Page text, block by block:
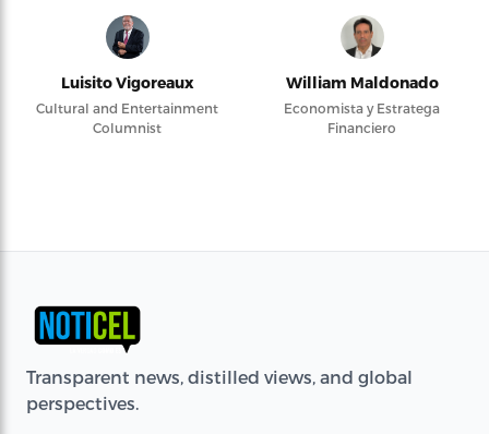
Luisito Vigoreaux
Cultural and Entertainment
Columnist
William Maldonado
Economista y Estratega
Financiero
Transparent news, distilled views, and global
perspectives.